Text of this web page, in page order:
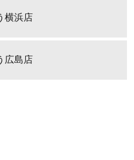
横浜店
広島店